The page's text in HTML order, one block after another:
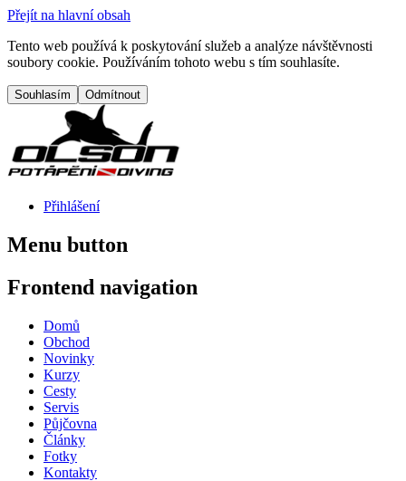
Přejít na hlavní obsah
Tento web používá k poskytování služeb a analýze návštěvnosti
soubory cookie. Používáním tohoto webu s tím souhlasíte.
Přihlášení
Menu button
Frontend navigation
Domů
Obchod
Novinky
Kurzy
Cesty
Servis
Půjčovna
Články
Fotky
Kontakty